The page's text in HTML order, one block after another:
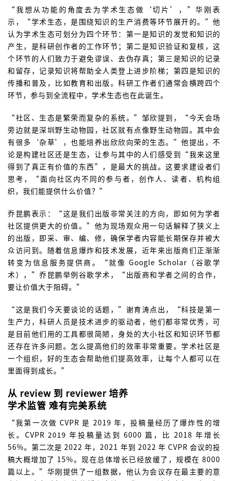
“我想从功能的角度去为学术生态做‘切片’，”华刚表
示，“学术生态，是围绕知识的生产消费等环节展开的。”他
认为学术生态可划分为四个环节：第一是知识的发觉和知识的
产生，是科研创作者的工作环节；第二是知识验证和复核，这
个环节的人们致力于避免谬误、去伪存真；第三是知识的记录
和留存，记录知识将帮助全人类登上进步阶梯；第四是知识的
传播和普及，比如教育和出版。科研工作者们通常会横跨四个
环节，参与到全流程中，学术生态也在此诞生。
“社区、生态是繁荣而复杂的系统。”邹欣提到，“今天会场
旁边就是深圳野生动物园，社区就有点像野生动物园。其中会
有很多‘杂草’，也能培养出欣欣向荣的生态。”他提出，不
论是构建社区还是生态，让参与其中的人们感受到“我来这里
得到了真正有价值的东西”，是最大的挑战。这要求建设者们
思考，“面向社区内不同的参与者，创作人、读者、机构组
织，我们能提供什么价值？”
乔昆鹏表示：“这是我们出版非常关注的方向，即如何为学者
社区提供更大的价值。”他为现场观众用一句话解释了狭义上
的出版，即采、审、编、修，确保学者内容能长期保存并被大
众访问到。随着信息爆炸和技术发展，近年来出版商们正渐渐
转变为信息服务提供商。“就像 Google Scholar（谷歌学
术），”乔昆鹏举例谷歌学术，“出版商和学者之间的合作，
要让价值大于阻碍。”
“这是我们今天要谈论的话题，”谢育涛点出，“科技是第一
生产力，科研人员是技术进步的驱动者，他们都非常优秀，可
是目前他们用的工具都很简陋，身处的大小社区和知识环节都
还存在许多问题。怎么提高他们的效率非常重要。学术社区是
一个组织，好的生态会帮助他们提高效率，让每个人都可以在
里面得到成长。”
从 review 到 reviewer 培养
学术监管 难有完美系统
“我第一次做 CVPR 是 2019 年，投稿量经历了爆炸性的增
长。CVPR 2019 年投稿量达到 6000 篇，比 2018 年增长
56%。第二次是 2022 年，2021 年到 2022 年 CVPR 会议的投
稿大概增加了 15%。现在总体增长已经放缓了，规模在 8000
篇以上。”华刚提供了一组数据，他认为会议存在最主要的意